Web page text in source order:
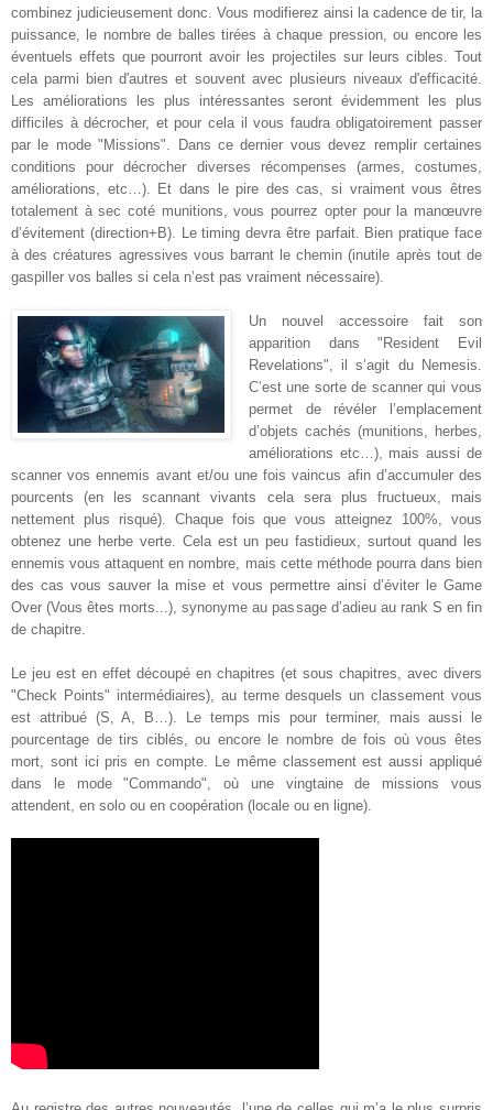
combinez judicieusement donc. Vous modifierez ainsi la cadence de tir, la
puissance, le nombre de balles tirées à chaque pression, ou encore les
éventuels effets que pourront avoir les projectiles sur leurs cibles. Tout
cela parmi bien d'autres et souvent avec plusieurs niveaux d'efficacité.
Les améliorations les plus intéressantes seront évidemment les plus
difficiles à décrocher, et pour cela il vous faudra obligatoirement passer
par le mode "Missions". Dans ce dernier vous devez remplir certaines
conditions pour décrocher diverses récompenses (armes, costumes,
améliorations, etc…). Et dans le pire des cas, si vraiment vous êtres
totalement à sec coté munitions, vous pourrez opter pour la manœuvre
d’évitement (direction+B). Le timing devra être parfait. Bien pratique face
à des créatures agressives vous barrant le chemin (inutile après tout de
gaspiller vos balles si cela n’est pas vraiment nécessaire)
Un nouvel accessoire fait son
apparition dans "Resident Evil
Revelations", il s’agit du Nemesis.
C’est une sorte de scanner qui vous
permet de révéler l’emplacement
d’objets cachés (munitions, herbes,
améliorations etc…), mais aussi de
scanner vos ennemis avant et/ou une fois vaincus afin d’accumuler des
pourcents (en les scannant vivants cela sera plus fructueux, mais
nettement plus risqué). Chaque fois que vous atteignez 100%, vous
obtenez une herbe verte. Cela est un peu fastidieux, surtout quand les
ennemis vous attaquent en nombre, mais cette méthode pourra dans bien
des cas vous sauver la mise et vous permettre ainsi d’éviter le Game
Over (Vous êtes morts...), synonyme au passage d’adieu au rank S en fin
de chapitre.
Le jeu est en effet découpé en chapitres (et sous chapitres, avec divers
"Check Points" intermédiaires), au terme desquels un classement vous
est attribué (S, A, B…). Le temps mis pour terminer, mais aussi le
pourcentage de tirs ciblés, ou encore le nombre de fois où vous êtes
mort, sont ici pris en compte. Le même classement est aussi appliqué
dans le mode "Commando", où une vingtaine de missions vous
attendent, en solo ou en coopération (locale ou en ligne)